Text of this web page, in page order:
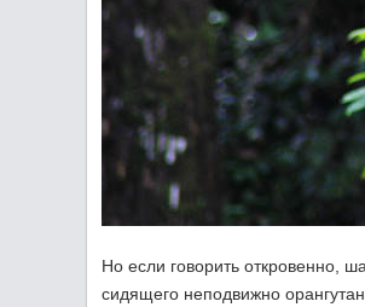
Но если говорить откровенно,
сидящего неподвижно